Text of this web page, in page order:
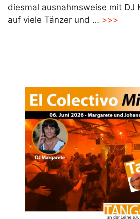
diesmal ausnahmsweise mit DJ
auf viele Tänzer und … >>>